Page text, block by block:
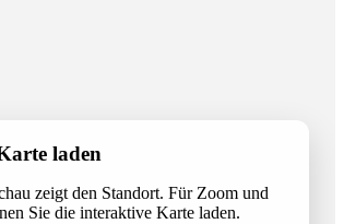
laden
zeigt den Standort. Für Zoom und
Sie die interaktive Karte laden.